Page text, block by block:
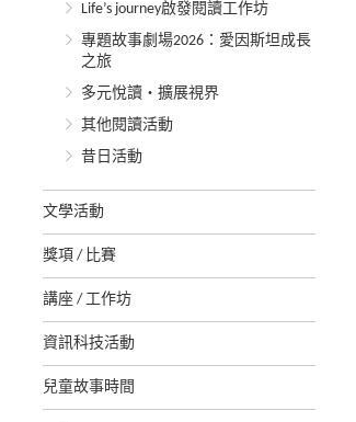
Life’s journey啟發閱讀工作坊
專題故事劇場2026：愛因斯坦成長
之旅
多元悅讀‧擴展視界
其他閱讀活動
昔日活動
文學活動
獎項 / 比賽
講座 / 工作坊
資訊科技活動
兒童故事時間